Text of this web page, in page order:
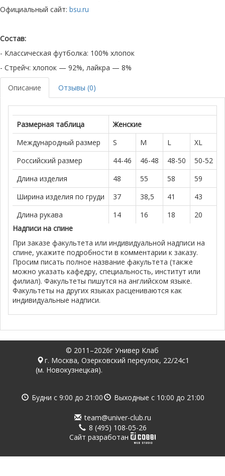
Официальный сайт: bsu.ru
Состав:
- Классическая футболка: 100% хлопок
- Стрейч: хлопок — 92%, лайкра — 8%
Описание Отзывы (0)
Размерная таблица Женские
Международный размер
S M L XL
Российский размер
44-46 46-48 48-50 50-52
Длина изделия
48 55 58 59
Ширина изделия по груди
37 38,5 41 43
Длина рукава
14 16 18 20
Надписи на спине
При заказе факультета или индивидуальной надписи на
спине, укажите подробности в комментарии к заказу.
Просим писать полное название факультета (также
можно указать кафедру, специальность, институт или
филиал). Факультеты пишутся на английском языке.
Факультеты на других языках расцениваются как
индивидуальные надписи.
© 2011–2026г Универ Клаб
г. Москва, Озерковский переулок, 22/24с1
(м. Новокузнецкая).
Будни с 9:00 до 21:00 Выходные с 10:00 до 21:00
team@univer-club.ru
8 (495) 108-05-26
Cайт разработан